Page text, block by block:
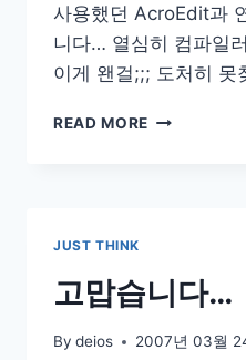
사용했던 AcroEdit과
니다… 열심히 컴파일
이게 왠걸;;; 도처히
READ MORE ACROEDIT
JUST THINK
고맙습니다…
By deios 2007년 03월